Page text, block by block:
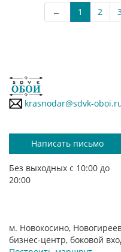
← 1 2
krasnodar@sdvk-
Написать письмо
Без выходных с 10:00 до
20:00
м. Новокосино,
бизнес-центр, боковой